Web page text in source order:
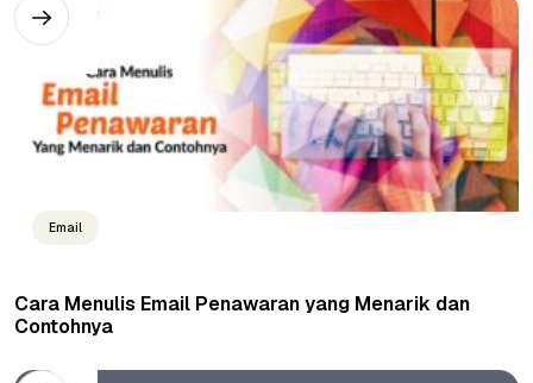
Email
Cara Menulis Email Penawaran yang Menarik dan
Contohnya